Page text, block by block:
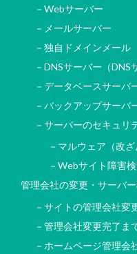
－Webサーバー
－メールサーバー
－独自ドメインメール
－DNSサーバー（DNS
－データベースサーバ
－バックアップサーバ
－サーバーのセキュリ
－マルウェア（改
－Webサイト障害
管理会社の変更・サーバ
－サイトの管理会社変
－管理会社変更完了ま
－ホームページ管理会